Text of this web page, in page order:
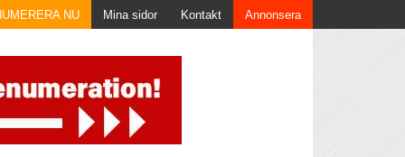
NU Mina sidor Kontakt Annonsera